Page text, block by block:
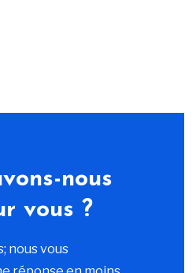
nous
vous ?
nous vous